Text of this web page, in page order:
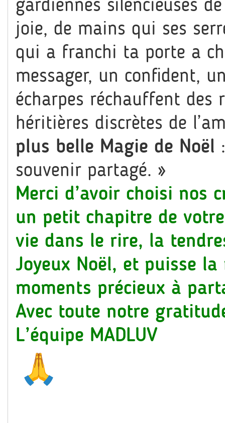
joie, de mains qui ses
qui a franchi ta porte a
messager, un confident,
écharpes réchauffent des
héritières discrètes de
plus belle Magie de Noël
souvenir partagé. »
Merci d’avoir choisi nos
un petit chapitre de
vie dans le rire, la
Joyeux Noël, et puisse
moments précieux à
Avec toute notre
L’équipe MADLUV